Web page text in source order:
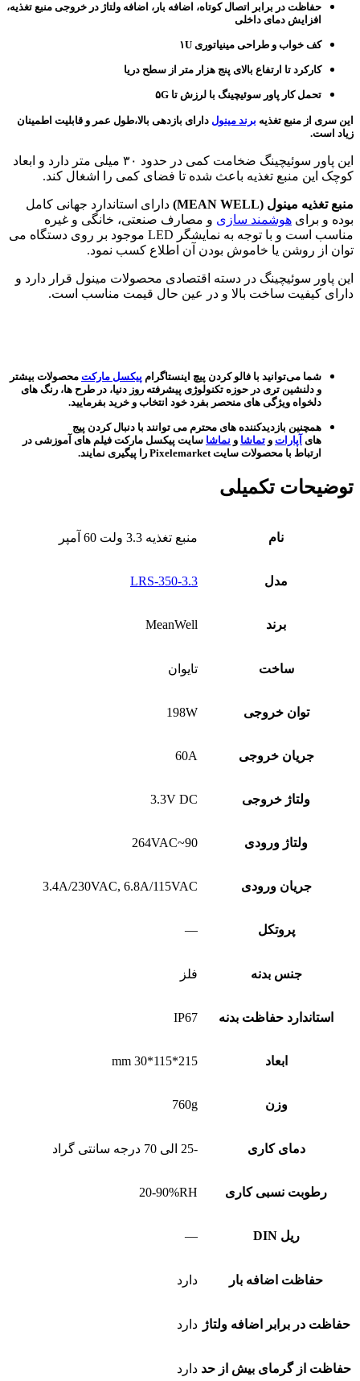
حفاظت در برابر اتصال کوتاه، اضافه بار، اضافه ولتاژ در خروجی منبع تغذیه،
افزایش دمای داخلی
کف خواب و طراحی مینیاتوری ۱U
کارکرد تا ارتفاع بالای پنج هزار متر از سطح دریا
تحمل کار پاور سوئیچینگ با لرزش تا ۵G
این سری از منبع تغذیه برند مینول دارای بازدهی بالا،طول عمر و قابلیت اطمینان
زیاد است.
این پاور سوئیچینگ ضخامت کمی در حدود ۳۰ میلی متر دارد و ابعاد
کوچک این منبع تغذیه باعث شده تا فضای کمی را اشغال کند.
منبع تغذیه مینول (MEAN WELL)
دارای استاندارد جهانی کامل
بوده و برای هوشمند سازی و مصارف صنعتی، خانگی و غیره
مناسب است و با توجه به نمایشگر LED موجود بر روی دستگاه می
توان از روشن یا خاموش بودن آن اطلاع کسب نمود.
این پاور سوئیچینگ در دسته اقتصادی محصولات مینول قرار دارد و
دارای کیفیت ساخت بالا و در عین حال قیمت مناسب است.
شما می‌توانید با فالو کردن پیچ اینستاگرام پیکسل مارکت محصولات بیشتر
و دلنشین تری در حوزه تکنولوژی پیشرفته روز دنیا، در طرح ها، رنگ های
دلخواه ویژگی های منحصر بفرد خود انتخاب و خرید بفرمایید.
همچنین بازدیدکننده های محترم می توانند با دنبال کردن پیج
های آپارات و تماشا و نماشا سایت پیکسل مارکت فیلم های آموزشی در
ارتباط با محصولات سایت Pixelemarket را پیگیری نمایند.
توضیحات تکمیلی
نام منبع تغذیه 3.3 ولت 60 آمپر
مدل LRS-350-3.3
برند MeanWell
ساخت تایوان
توان خروجی 198W
جریان خروجی 60A
ولتاژ خروجی 3.3V DC
ولتاژ ورودی 90~264VAC
جریان ورودی 3.4A/230VAC, 6.8A/115VAC
پروتکل —
جنس بدنه فلز
استاندارد حفاظت بدنه IP67
ابعاد 215*115*30 mm
وزن 760g
دمای کاری -25 الی 70 درجه سانتی گراد
رطوبت نسبی کاری 20-90%RH
ریل DIN —
حفاظت اضافه بار دارد
حفاظت در برابر اضافه ولتاژ دارد
حفاظت از گرمای بیش از حد دارد